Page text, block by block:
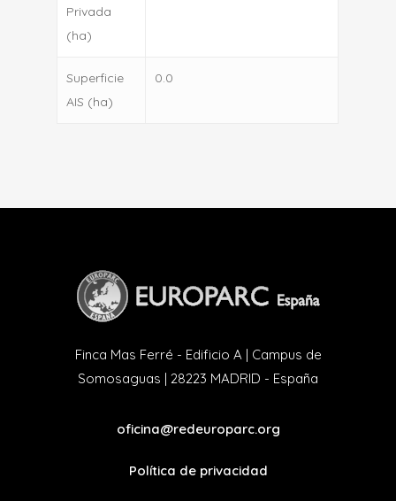
Privada
(ha)
Superficie
AIS (ha)
0.0
Finca Mas Ferré - Edificio A | Campus de
Somosaguas | 28223 MADRID - España
oficina@redeuroparc.org
Política de privacidad